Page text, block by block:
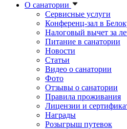
О санатории
Сервисные услуги
Конференц-зал в
Налоговый вычет за
Питание в санатории
Новости
Статьи
Видео о санатории
Фото
Отзывы о санатории
Правила проживания
Лицензии и
Награды
Розыгрыш путевок